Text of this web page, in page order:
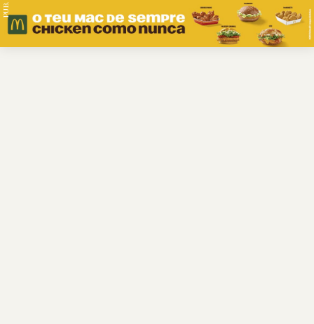
PUB.